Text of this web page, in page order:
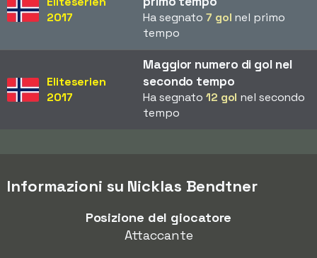
2017
Ha segnato 7 gol nel primo
tempo
Eliteserien
2017
Maggior numero di gol nel
secondo tempo
Ha segnato 12 gol nel secondo
tempo
Informazioni su Nicklas Bendtner
Posizione del giocatore
Attaccante